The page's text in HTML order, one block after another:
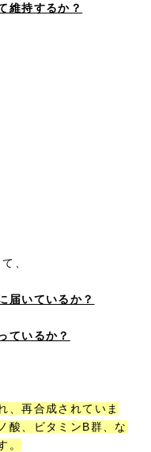
維持するか？
、
届いているか？
ているか？
、再合成されていま
酸、ビタミンB群、な
。